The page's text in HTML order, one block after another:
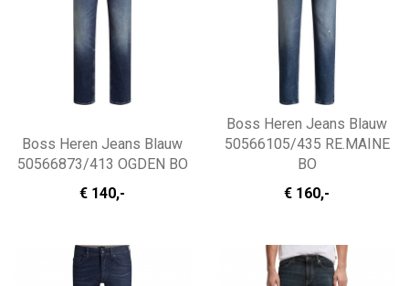
Boss Heren Jeans Blauw
50566873/413 OGDEN BO
€ 140,-
Boss Heren Jeans Blauw
50566105/435 RE.MAINE
BO
€ 160,-